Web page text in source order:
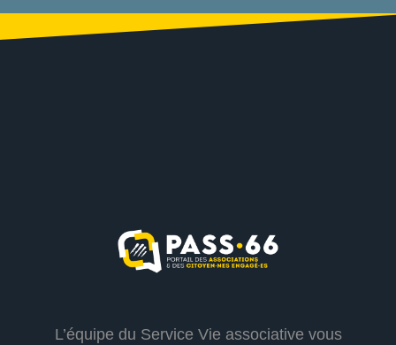
L’équipe du Service Vie associative vous